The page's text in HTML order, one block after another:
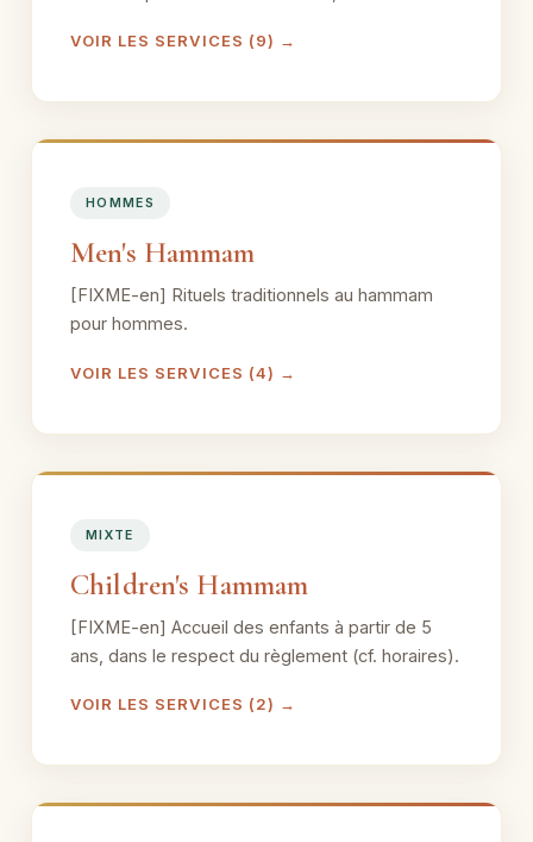
VOIR LES SERVICES (9) →
HOMMES
Men's Hammam
[FIXME-en] Rituels traditionnels au hammam
pour hommes.
VOIR LES SERVICES (4) →
MIXTE
Children's Hammam
[FIXME-en] Accueil des enfants à partir de 5
ans, dans le respect du règlement (cf. horaires).
VOIR LES SERVICES (2) →